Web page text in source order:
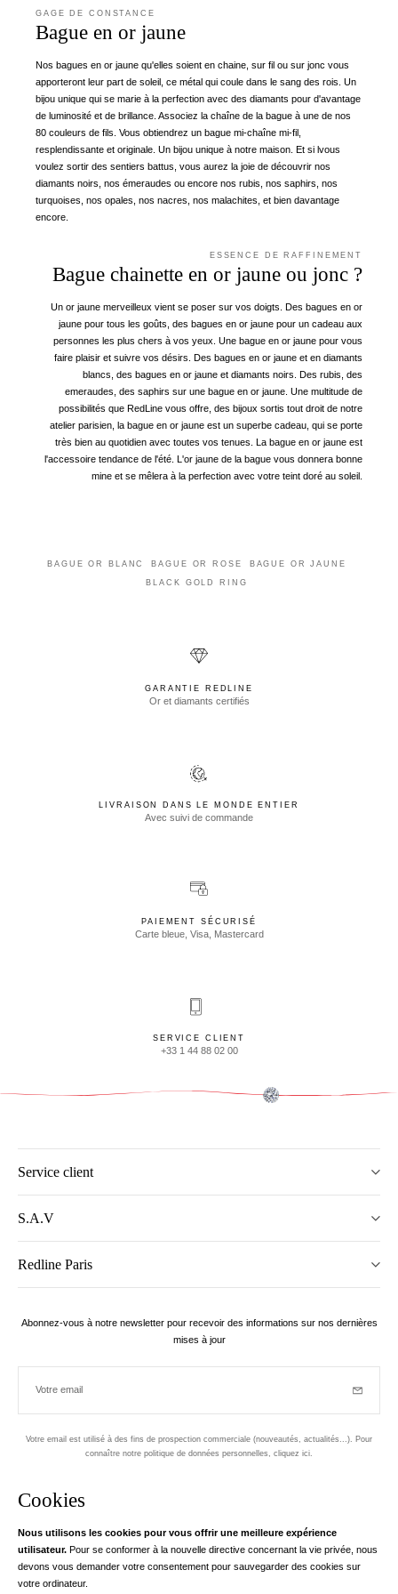
Cookies
Nous utilisons les cookies pour vous offrir une meilleure expérience
utilisateur. Pour se conformer à la nouvelle directive concernant la vie privée, nous
devons vous demander votre consentement pour sauvegarder des cookies sur
votre ordinateur.
GAGE DE CONSTANCE
Bague en or jaune
Nos bagues en or jaune qu'elles soient en chaine, sur fil ou sur jonc vous
apporteront leur part de soleil, ce métal qui coule dans le sang des rois. Un
bijou unique qui se marie à la perfection avec des diamants pour d'avantage
de luminosité et de brillance. Associez la chaîne de la bague à une de nos
80 couleurs de fils. Vous obtiendrez un bague mi-chaîne mi-fil,
resplendissante et originale. Un bijou unique à notre maison. Et si lvous
voulez sortir des sentiers battus, vous aurez la joie de découvrir nos
diamants noirs, nos émeraudes ou encore nos rubis, nos saphirs, nos
turquoises, nos opales, nos nacres, nos malachites, et bien davantage
encore.
ESSENCE DE RAFFINEMENT
Bague chainette en or jaune ou jonc ?
Un or jaune merveilleux vient se poser sur vos doigts. Des bagues en or
jaune pour tous les goûts, des bagues en or jaune pour un cadeau aux
personnes les plus chers à vos yeux. Une bague en or jaune pour vous
faire plaisir et suivre vos désirs. Des bagues en or jaune et en diamants
blancs, des bagues en or jaune et diamants noirs. Des rubis, des
emeraudes, des saphirs sur une bague en or jaune. Une multitude de
possibilités que RedLine vous offre, des bijoux sortis tout droit de notre
atelier parisien, la bague en or jaune est un superbe cadeau, qui se porte
très bien au quotidien avec toutes vos tenues. La bague en or jaune est
l'accessoire tendance de l'été. L'or jaune de la bague vous donnera bonne
mine et se mêlera à la perfection avec votre teint doré au soleil.
BAGUE OR BLANC BAGUE OR ROSE BAGUE OR JAUNE
BLACK GOLD RING
GARANTIE REDLINE
Or et diamants certifiés
LIVRAISON DANS LE MONDE ENTIER
Avec suivi de commande
PAIEMENT SÉCURISÉ
Carte bleue, Visa, Mastercard
SERVICE CLIENT
+33 1 44 88 02 00
Service client
S.A.V
Redline Paris
Abonnez-vous à notre newsletter pour recevoir des informations sur nos dernières
mises à jour
Votre email
Votre email est utilisé à des fins de prospection commerciale (nouveautés, actualités...). Pour
connaître notre politique de données personnelles, cliquez ici
Instagram
Votre adresse email